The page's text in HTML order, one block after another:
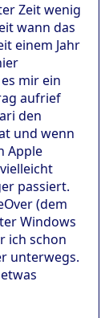
Zeit wenig
wann das
einem Jahr
mir ein
aufrief
den
und wenn
Apple
passiert.
(dem
Windows
ich schon
unterwegs.